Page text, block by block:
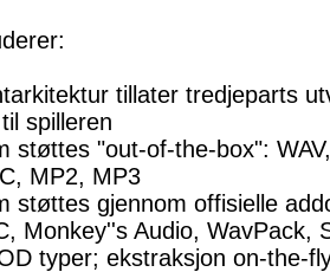
tillater tredjeparts
spilleren
støttes "out-of-the-box":
MP2, MP3
støttes gjennom offisielle
Monkey''s Audio, WavPack,
typer; ekstraksjon on-the-